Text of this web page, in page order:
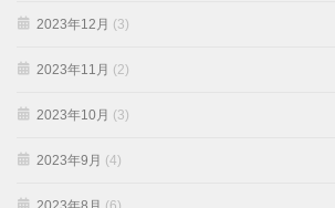
2023年12月 (3)
2023年11月 (2)
2023年10月 (3)
2023年9月 (4)